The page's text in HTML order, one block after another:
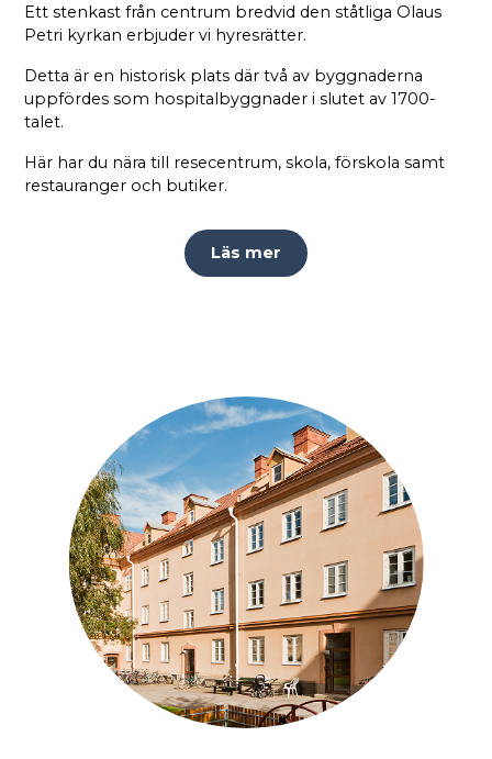
Ett stenkast från centrum bredvid den ståtliga Olaus
Petri kyrkan erbjuder vi hyresrätter.
Detta är en historisk plats där två av byggnaderna
uppfördes som hospitalbyggnader i slutet av 1700-
talet.
Här har du nära till resecentrum, skola, förskola samt
restauranger och butiker.
Läs mer